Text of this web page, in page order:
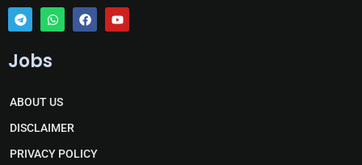
T
l
r
a
m
W
a
a
p
p
F Y
Jobs
ABOUT US
DISCLAIMER
PRIVACY POLICY